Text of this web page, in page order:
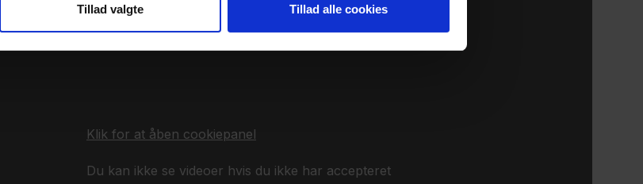
Tillad valgte Tillad alle cookies
Klik for at åben cookiepanel
Du kan ikke se videoer hvis du ikke har accepteret